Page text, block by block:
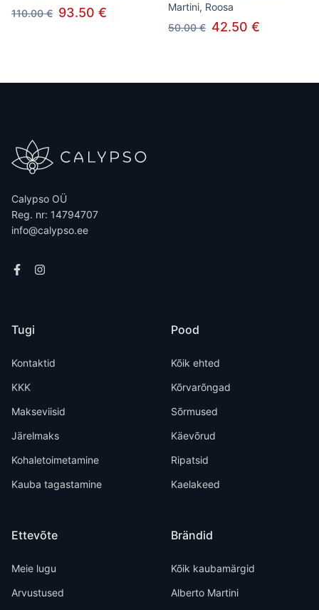
110.00 € 93.50 €
Martini, Roosa
50.00 € 42.50 €
Calypso OÜ
Reg. nr: 14794707
info@calypso.ee
Tugi
Kontaktid
KKK
Makseviisid
Järelmaks
Kohaletoimetamine
Kauba tagastamine
Ettevõte
Meie lugu
Arvustused
Pood
Kõik ehted
Kõrvarõngad
Sõrmused
Käevõrud
Ripatsid
Kaelakeed
Brändid
Kõik kaubamärgid
Alberto Martini